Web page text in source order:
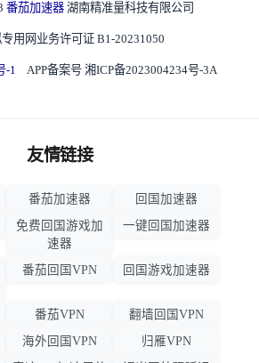
番茄加速器 湖南精准量科技有限公司
用网业务许可证 B1-20231050
-1 APP备案号 湘ICP备2023004234号-3A
友情链接
番茄加速器
回国加速器
免费回国游戏加
速器
一键回国加速器
番茄回国VPN 回国游戏加速器
番茄VPN
翻墙回国VPN
海外回国VPN
归雁VPN